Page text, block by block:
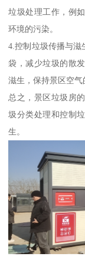
垃圾处理工作，例
环境的污染。
4.控制垃圾传播与滋
袋，减少垃圾的散
滋生，保持景区空气
总之，景区垃圾房
圾分类处理和控制
生。